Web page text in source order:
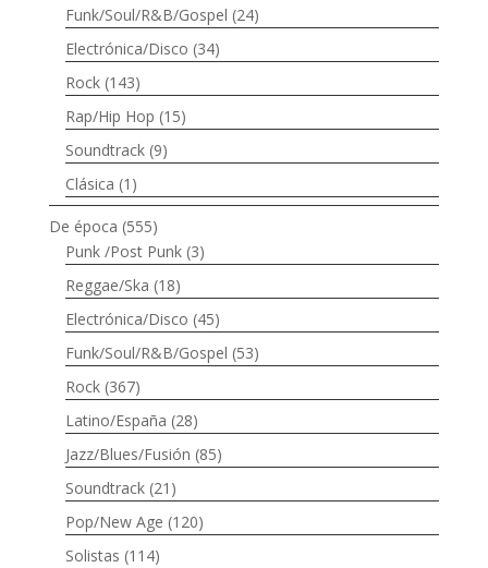
Funk/Soul/R&B/Gospel (24)
Electrónica/Disco (34)
Rock (143)
Rap/Hip Hop (15)
Soundtrack (9)
Clásica (1)
De época (555)
Punk /Post Punk (3)
Reggae/Ska (18)
Electrónica/Disco (45)
Funk/Soul/R&B/Gospel (53)
Rock (367)
Latino/España (28)
Jazz/Blues/Fusión (85)
Soundtrack (21)
Pop/New Age (120)
Solistas (114)